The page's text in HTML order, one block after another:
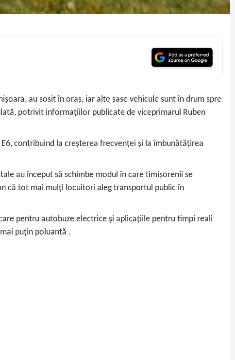
au sosit în oraș, iar alte șase vehicule sunt în drum spre
potrivit informațiilor publicate de viceprimarul Ruben
contribuind la creșterea frecvenței și la îmbunătățirea
au început să schimbe modul în care timișorenii se
că tot mai mulți locuitori aleg transportul public în
pentru autobuze electrice și aplicațiile pentru timpi reali
puțin poluantă .